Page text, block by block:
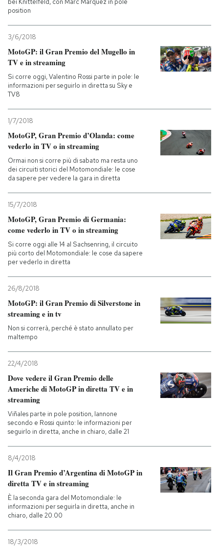
bei Knittelfeld, con Marc Marquez in pole
position
3/6/2018
MotoGP: il Gran Premio del Mugello in
TV e in streaming
Si corre oggi, Valentino Rossi parte in pole: le
informazioni per seguirlo in diretta su Sky e
TV8
1/7/2018
MotoGP, Gran Premio d’Olanda: come
vederlo in TV o in streaming
Ormai non si corre più di sabato ma resta uno
dei circuiti storici del Motomondiale: le cose
da sapere per vedere la gara in diretta
15/7/2018
MotoGP, Gran Premio di Germania:
come vederlo in TV o in streaming
Si corre oggi alle 14 al Sachsenring, il circuito
più corto del Motomondiale: le cose da sapere
per vederlo in diretta
26/8/2018
MotoGP: il Gran Premio di Silverstone in
streaming e in tv
Non si correrà, perché è stato annullato per
maltempo
22/4/2018
Dove vedere il Gran Premio delle
Americhe di MotoGP in diretta TV e in
streaming
Viñales parte in pole position, Iannone
secondo e Rossi quinto: le informazioni per
seguirlo in diretta, anche in chiaro, dalle 21
8/4/2018
Il Gran Premio d’Argentina di MotoGP in
diretta TV e in streaming
È la seconda gara del Motomondiale: le
informazioni per seguirla in diretta, anche in
chiaro, dalle 20.00
18/3/2018